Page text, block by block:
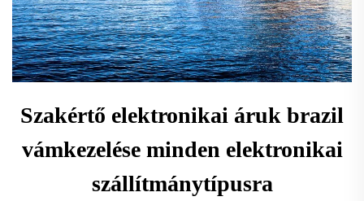
Szakértő elektronikai áruk brazil
vámkezelése minden elektronikai
szállítmánytípusra